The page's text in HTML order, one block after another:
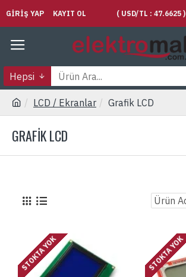
GIRIŞ YAP KAYIT OL ( USD/TL : 47.6625 )
Hepsi
LCD / Ekranlar Grafik LCD
GRAFIK LCD
STOKTA YOK STOKTA YOK